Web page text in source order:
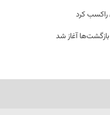
کرد